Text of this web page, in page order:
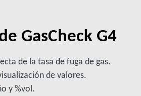
GasCheck G4
de la tasa de fuga de gas.
de valores.
y %vol.